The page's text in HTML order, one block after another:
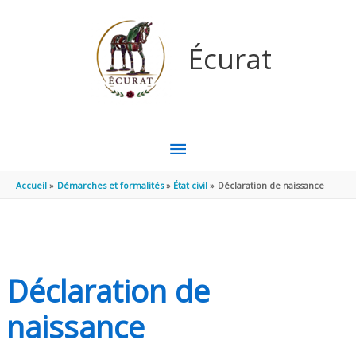
Écurat
MENU
PRINCIPAL
Accueil Démarches et formalités État civil Déclaration de naissance
Déclaration de
naissance